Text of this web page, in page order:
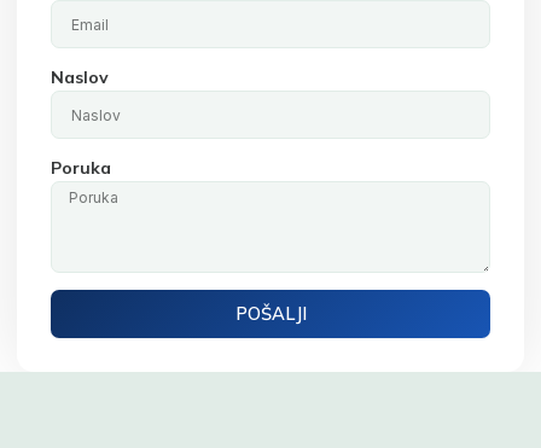
Naslov
Poruka
POŠALJI